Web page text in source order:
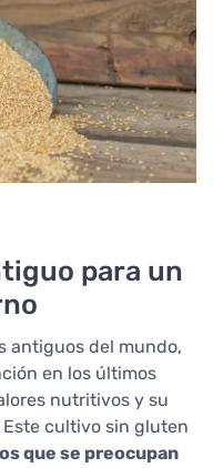
para un
antiguos del mundo,
en los últimos
nutritivos y su
cultivo sin gluten
que se preocupan